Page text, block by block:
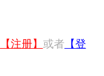
【注册】 或者 【登